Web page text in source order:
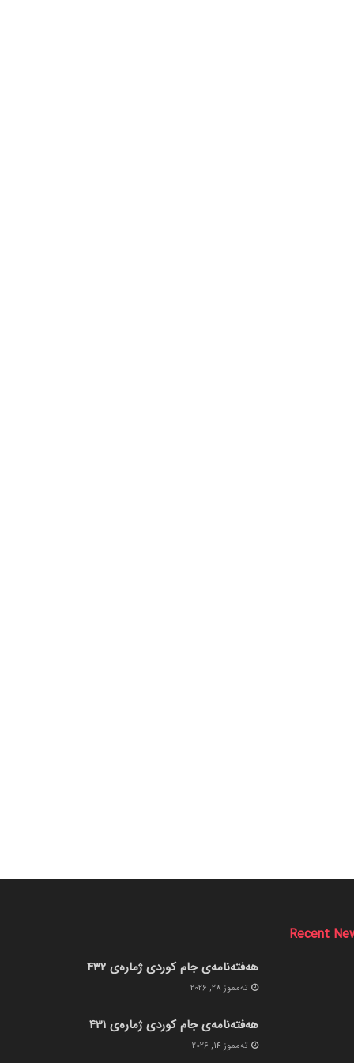
Recent
هەفتەنامەی جام کوردی ژمارەی 432
ته‌مموز 28, 2026
هەفتەنامەی جام کوردی ژمارەی 431
ته‌مموز 14, 2026